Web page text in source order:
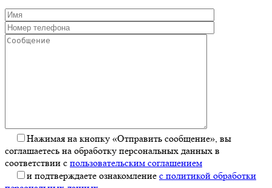
Нажимая на кнопку «Отправить сообщение», вы
соглашаетесь на обработку персональных данных в
соответствии с пользовательским соглашением
и подтверждаете ознакомление с политикой обработки